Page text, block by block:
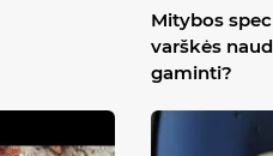
Mitybos
varškės
gaminti?